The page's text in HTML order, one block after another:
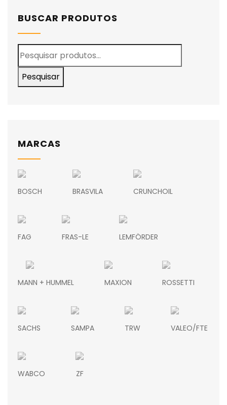
BUSCAR PRODUTOS
Pesquisar
MARCAS
BOSCH BRASVILA CRUNCHOIL
FAG FRAS-LE LEMFÖRDER
MANN + HUMMEL MAXION ROSSETTI
SACHS SAMPA TRW VALEO/FTE
WABCO ZF